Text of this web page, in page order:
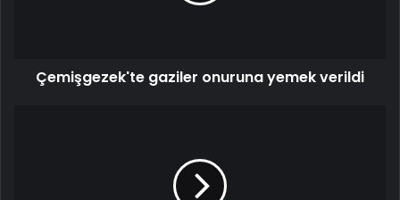
Çemişgezek'te gaziler onuruna yemek verildi